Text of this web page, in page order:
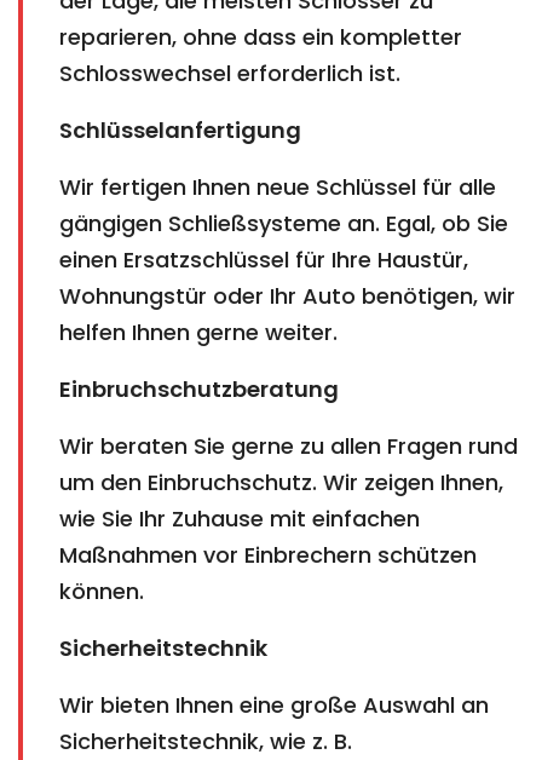
reparieren, ohne dass ein kompletter
Schlosswechsel erforderlich ist.
Schlüsselanfertigung
Wir fertigen Ihnen neue Schlüssel für alle
gängigen Schließsysteme an. Egal, ob Sie
einen Ersatzschlüssel für Ihre Haustür,
Wohnungstür oder Ihr Auto benötigen, wir
helfen Ihnen gerne weiter.
Einbruchschutzberatung
Wir beraten Sie gerne zu allen Fragen rund
um den Einbruchschutz. Wir zeigen Ihnen,
wie Sie Ihr Zuhause mit einfachen
Maßnahmen vor Einbrechern schützen
können.
Sicherheitstechnik
Wir bieten Ihnen eine große Auswahl an
Sicherheitstechnik, wie z. B.